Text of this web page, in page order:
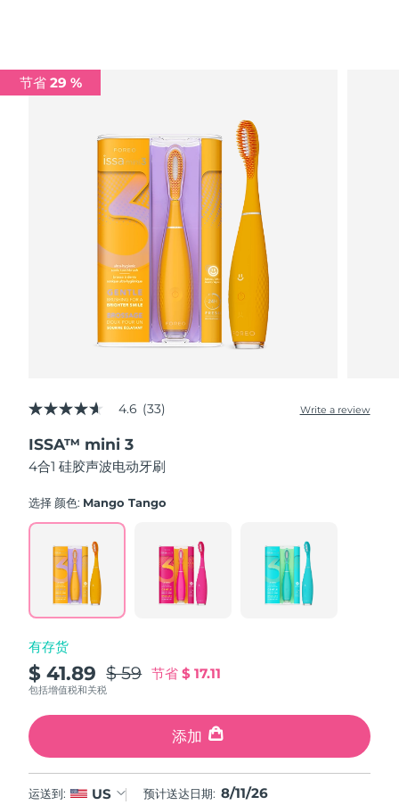
节省 29 %
4.6
of
5
stars,
rating
Read
Reviews.
Same
page
link.
4.6 (33) Write a review
ISSA™ mini 3
4合1 硅胶声波电动牙刷
选择 颜色: Mango Tango
有存货
$ 41.89 $ 59 节省$ 17.11
包括增值税和关税
添加
运送到: US 预计送达日期: 8/11/26
FOREO APP
日本
预计送达日期
哈萨克斯坦 预计送达日期
预计送达日期
预计送达日期
预计送达日期
预计送达日期
马来西亚
马耳他
墨西哥 预计送达日期
摩纳哥 预计送达日期
荷兰
新西兰
挪威 8/10/26
阿曼 预计送达日期8/13/26